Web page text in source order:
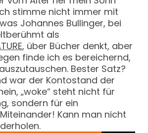
stimme nicht immer mit
Johannes Bullinger, bei
als
, über Bücher denkt, aber
finde ich es bereichernd,
Bester Satz?
war der Kontostand der
„woke“ steht nicht für
sondern für ein
Kann man nicht